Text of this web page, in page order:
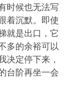
时候也无法写
着沉默。即使
就是出口，它
多的余裕可以
决定停下来，
台阶再坐一会